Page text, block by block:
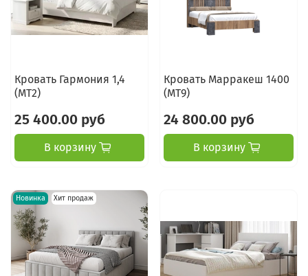
Кровать Гармония 1,4
(МТ2)
25 400.00 руб
В корзину
Кровать Марракеш 1400
(МТ9)
24 800.00 руб
В корзину
Новинка Хит продаж